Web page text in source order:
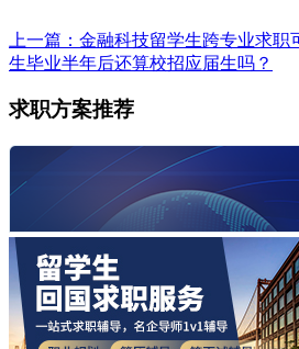
上一篇：金融科技留学生跨专业求职
生毕业半年后还算校招应届生吗？
求职方案推荐